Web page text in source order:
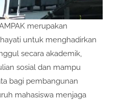
merupakan
untuk menghadirkan
secara akademik,
sosial dan mampu
bagi pembangunan
mahasiswa menjaga